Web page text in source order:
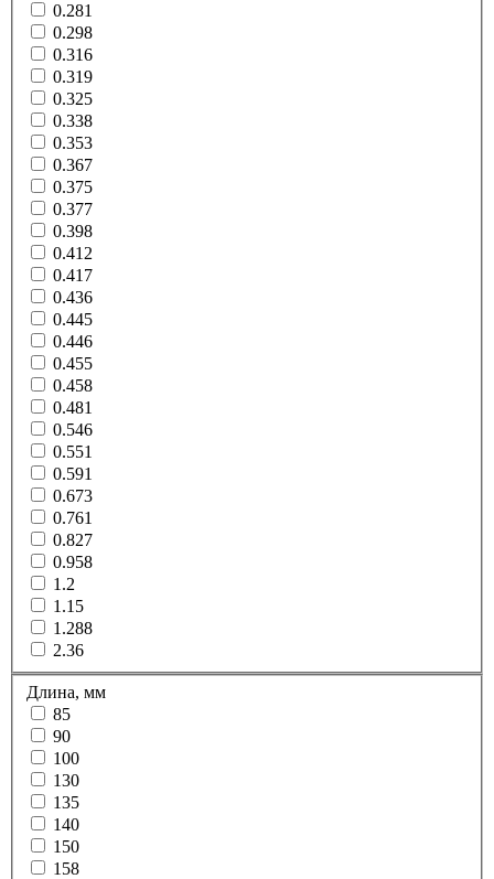
0.281
0.298
0.316
0.319
0.325
0.338
0.353
0.367
0.375
0.377
0.398
0.412
0.417
0.436
0.445
0.446
0.455
0.458
0.481
0.546
0.551
0.591
0.673
0.761
0.827
0.958
1.2
1.15
1.288
2.36
Длина, мм
85
90
100
130
135
140
150
158